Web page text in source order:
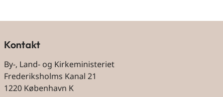
Kontakt
By-, Land- og Kirkeministeriet
Frederiksholms Kanal 21
1220 København K